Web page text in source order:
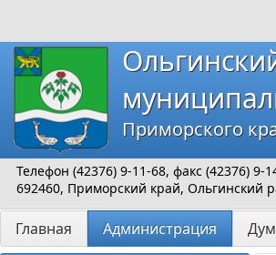
Приморского
Телефон (42376) 9-11-68, факс (42376)
692460, Приморский край, Ольгинский
Главная Администрация